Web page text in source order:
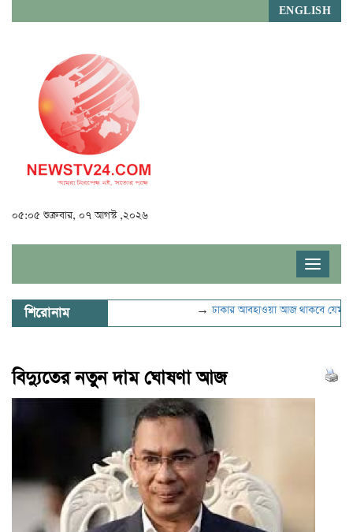
ENGLISH
০৫:০৫ শুক্রবার, ০৭ আগস্ট ,২০২৬
Toggle
শিরোনাম ঢাকার আবহাওয়া আজ থাকবে যেমন→
বিদ্যুতের নতুন দাম ঘোষণা আজ